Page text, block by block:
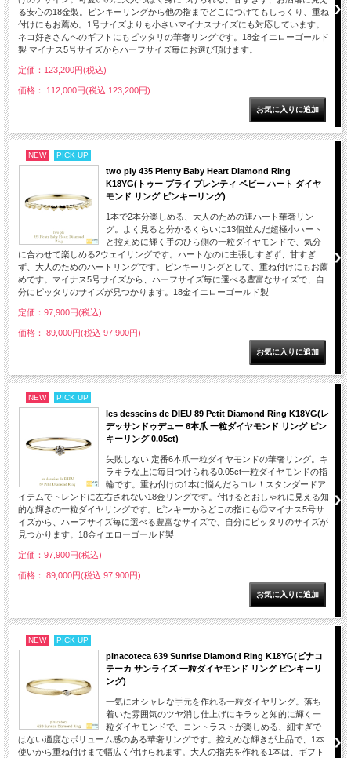
る安心の18金製。ピンキーリングから他の指までどこにつけてもしっくり、重ね
付けにもお薦め。1号サイズよりも小さいマイナスサイズにも対応しています。
ネコ好きさんへのギフトにもピッタリの華奢リングです。18金イエローゴールド
製 マイナス5号サイズからハーフサイズ毎にお選び頂けます。
定価：123,200円(税込)
価格： 112,000円(税込 123,200円)
NEW PICK UP
two ply 435 Plenty Baby Heart Diamond Ring
K18YG(トゥー プライ プレンティ ベビー ハート ダイヤ
モンド リング ピンキーリング)
1本で2本分楽しめる、大人のための連ハート華奢リン
グ。よく見ると分かるくらいに13個並んだ超極小ハート
と控えめに輝く手のひら側の一粒ダイヤモンドで、気分
に合わせて楽しめる2ウェイリングです。ハートなのに主張しすぎず、甘すぎ
ず、大人のためのハートリングです。ピンキーリングとして、重ね付けにもお薦
めです。マイナス5号サイズから、ハーフサイズ毎に選べる豊富なサイズで、自
分にピッタリのサイズが見つかります。18金イエローゴールド製
定価：97,900円(税込)
価格： 89,000円(税込 97,900円)
NEW PICK UP
les desseins de DIEU 89 Petit Diamond Ring K18YG(レ
デッサンドゥデュー 6本爪 一粒ダイヤモンド リング ピン
キーリング 0.05ct)
失敗しない 定番6本爪一粒ダイヤモンドの華奢リング。キ
ラキラな上に毎日つけられる0.05ct一粒ダイヤモンドの指
輪です。重ね付けの1本に悩んだらコレ！スタンダードア
イテムでトレンドに左右されない18金リングです。付けるとおしゃれに見える知
的な輝きの一粒ダイヤリングです。ピンキーからどこの指にも◎マイナス5号サ
イズから、ハーフサイズ毎に選べる豊富なサイズで、自分にピッタリのサイズが
見つかります。18金イエローゴールド製
定価：97,900円(税込)
価格： 89,000円(税込 97,900円)
NEW PICK UP
pinacoteca 639 Sunrise Diamond Ring K18YG(ピナコ
テーカ サンライズ 一粒ダイヤモンド リング ピンキーリ
ング)
一気にオシャレな手元を作れる一粒ダイヤリング。落ち
着いた雰囲気のツヤ消し仕上げにキラッと知的に輝く一
粒ダイヤモンドで、コントラストが楽しめる、細すぎで
はない適度なボリューム感のある華奢リングです。控えめな輝きが上品で、1本
使いから重ね付けまで幅広く付けられます。大人の指先を作れる1本は、ギフト